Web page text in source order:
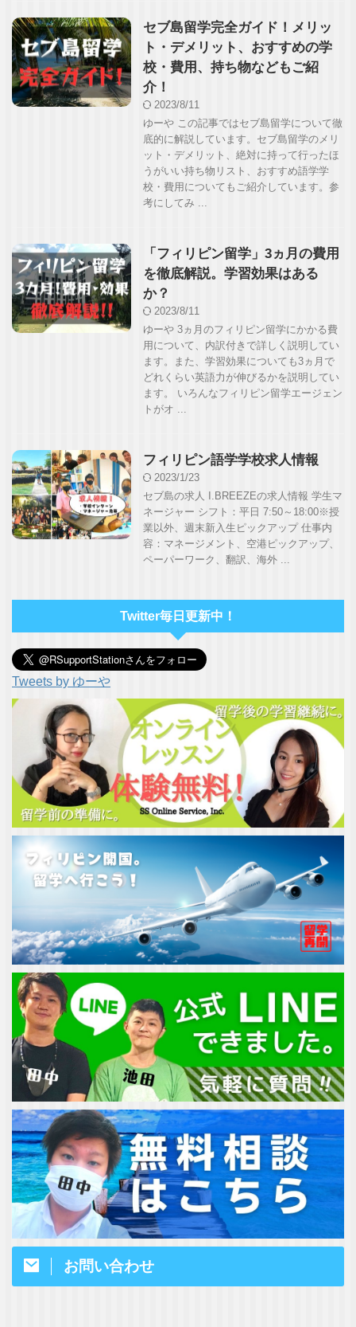
セブ島留学完全ガイド！メリッ
ト・デメリット、おすすめの学
校・費用、持ち物などもご紹
介！
2023/8/11
ゆーや この記事ではセブ島留学について徹
底的に解説しています。セブ島留学のメリ
ット・デメリット、絶対に持って行ったほ
うがいい持ち物リスト、おすすめ語学学
校・費用についてもご紹介しています。参
考にしてみ ...
「フィリピン留学」3ヵ月の費用
を徹底解説。学習効果はある
か？
2023/8/11
ゆーや 3ヵ月のフィリピン留学にかかる費
用について、内訳付きで詳しく説明してい
ます。また、学習効果についても3ヵ月で
どれくらい英語力が伸びるかを説明してい
ます。 いろんなフィリピン留学エージェン
トがオ ...
フィリピン語学学校求人情報
2023/1/23
セブ島の求人 I.BREEZEの求人情報 学生マ
ネージャー シフト：平日 7:50～18:00※授
業以外、週末新入生ピックアップ 仕事内
容：マネージメント、空港ピックアップ、
ペーパーワーク、翻訳、海外 ...
Twitter毎日更新中！
Tweets by ゆーや
お問い合わせ